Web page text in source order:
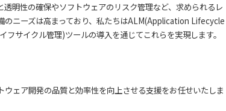
明性の確保やソフトウェアのリスク管理など、求められるレ
のニーズは高まっており、私たちはALM(Application Lifecycle
サイクル管理)ツールの導入を通じてこれらを実現します。
ェア開発の品質と効率性を向上させる支援をお任せいたしま